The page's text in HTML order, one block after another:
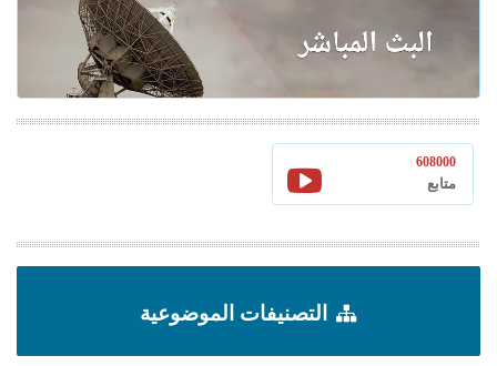
608000
متابع
التصنيفات الموضوعية